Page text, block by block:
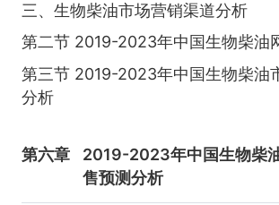
三、生物柴油市场营销渠道分析
第二节 2019-2023年中国生物柴油
第三节 2019-2023年中国生物柴油
分析
第六章
2019-2023年中国生物柴
售预测分析